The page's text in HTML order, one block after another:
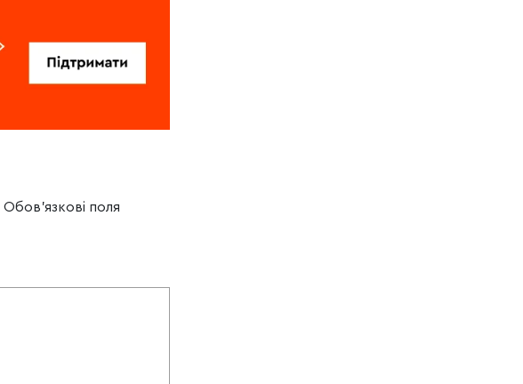
Обов’язкові поля